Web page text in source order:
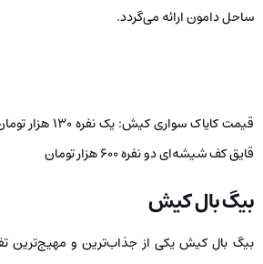
آب‌های فیروزه‌ای و شفاف کیش محیطی ایده‌آل
آب بپردازید و ماهی‌های رنگارنگ را مشاهده کنید.
را برای گردشگران به ارمغان می‌آورد و حس
کایاک سواری در کیش بسیار پرطرفدار است و به‌
شناخته می‌شود که در برخی از کلوپ‌های